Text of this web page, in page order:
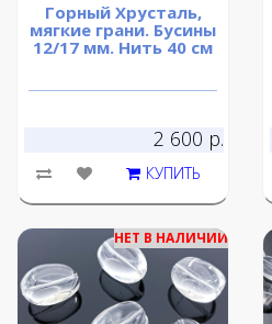
Горный Хрусталь,
мягкие грани. Бусины
12/17 мм. Нить 40 см
2 600 р.
КУПИТЬ
НЕТ В НАЛИЧИИ